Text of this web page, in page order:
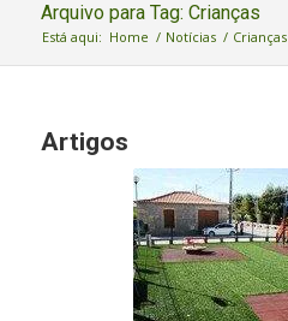
Arquivo para Tag: Crianças
Está aqui: Home / Notícias / Crianças
Artigos